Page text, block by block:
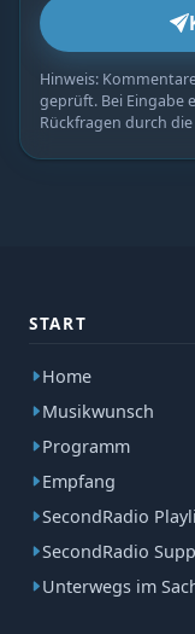
Hinweis:
geprüft. Bei Eingabe
Rückfragen durch
START
Home
Musikwunsch
Programm
Empfang
SecondRadio
SecondRadio
Unterwegs im